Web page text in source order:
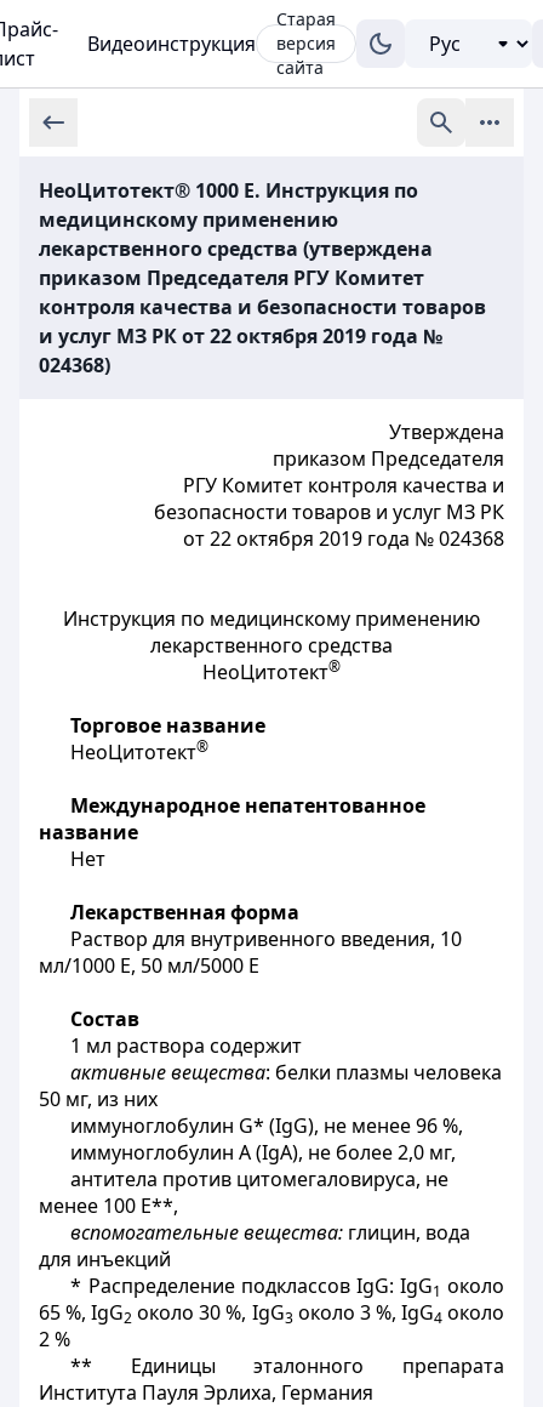
Видеоинструкция
Старая
версия
сайта
НеоЦитотект® 1000 Е. Инструкция по
медицинскому применению
лекарственного средства (утверждена
приказом Председателя РГУ Комитет
контроля качества и безопасности товаров
и услуг МЗ РК от 22 октября 2019 года №
024368)
Утверждена
приказом Председателя
РГУ Комитет контроля качества и
безопасности товаров и услуг МЗ РК
от 22 октября 2019 года № 024368
Инструкция по медицинскому применению
лекарственного средства
НеоЦитотект®
Торговое название
НеоЦитотект®
Международное непатентованное
название
Нет
Лекарственная форма
Раствор для внутривенного введения, 10
мл/1000 Е, 50 мл/5000 Е
Состав
1 мл раствора содержит
активные вещества: белки плазмы человека
50 мг, из них
иммуноглобулин G* (IgG), не менее 96 %,
иммуноглобулин A (IgA), не более 2,0 мг,
антитела против цитомегаловируса, не
менее 100 Е**,
вспомогательные вещества: глицин, вода
для инъекций
* Распределение подклассов IgG: IgG1 около
65 %,IgG2 около 30 %, IgG3 около 3 %, IgG4 около
2 %
** Единицы эталонного препарата
Института Пауля Эрлиха, Германия